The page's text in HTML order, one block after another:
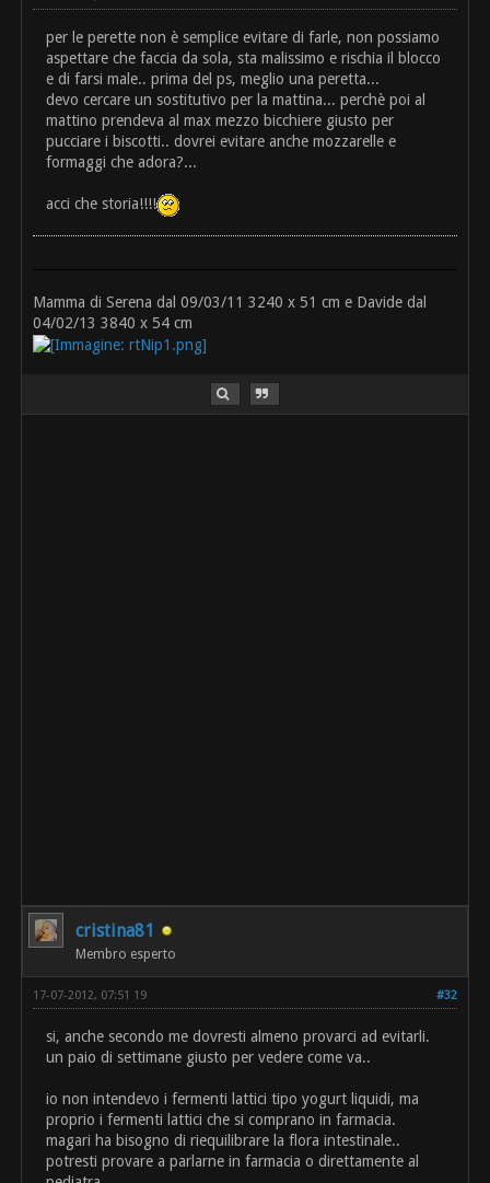
per le perette non è semplice evitare di farle, non possiamo
aspettare che faccia da sola, sta malissimo e rischia il blocco
e di farsi male.. prima del ps, meglio una peretta...
devo cercare un sostitutivo per la mattina... perchè poi al
mattino prendeva al max mezzo bicchiere giusto per
pucciare i biscotti.. dovrei evitare anche mozzarelle e
formaggi che adora?...
acci che storia!!!!
Mamma di Serena dal 09/03/11 3240 x 51 cm e Davide dal
04/02/13 3840 x 54 cm
cristina81
Membro esperto
#32
17-07-2012, 07:51 19
si, anche secondo me dovresti almeno provarci ad evitarli.
un paio di settimane giusto per vedere come va..
io non intendevo i fermenti lattici tipo yogurt liquidi, ma
proprio i fermenti lattici che si comprano in farmacia.
magari ha bisogno di riequilibrare la flora intestinale..
potresti provare a parlarne in farmacia o direttamente al